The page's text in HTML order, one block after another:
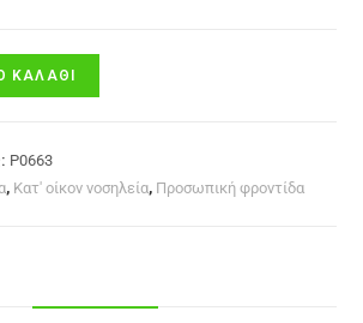
ΚΑΛΆΘΙ
P0663
, Κατ' οίκον νοσηλεία, Προσωπική φροντίδα